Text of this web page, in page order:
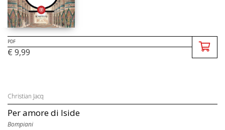
PDF
€ 9,99
Christian Jacq
Per amore di Iside
Bompiani